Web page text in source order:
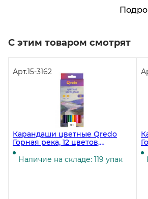
С этим товаром смотрят
Арт.15-3162
Карандаши цветные Qredo
Горная река, 12 цветов,
деревянные, трехгранные
Наличие на складе: 119 упак